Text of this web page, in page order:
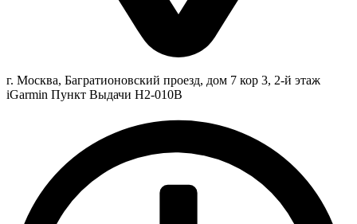
г. Москва, Багратионовский проезд, дом 7 кор 3, 2-й этаж
iGarmin Пункт Выдачи Н2-010В